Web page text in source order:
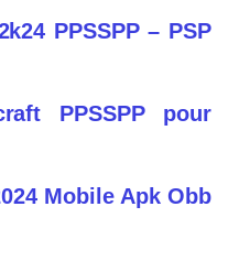
PPSSPP – PSP
PPSSPP pour
Mobile Apk Obb